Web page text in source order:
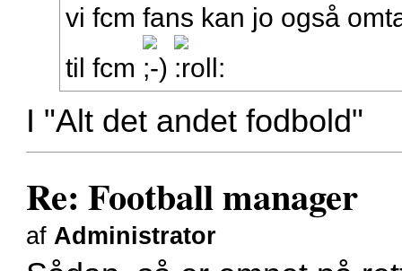
vi fcm fans kan jo også
til fcm
I "Alt det andet fodbold"
Re: Football manager
afAdministrator